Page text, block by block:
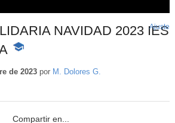
NAVIDAD 2023 IES
-
educativo
Ajuste
de 2023por M. Dolores G.